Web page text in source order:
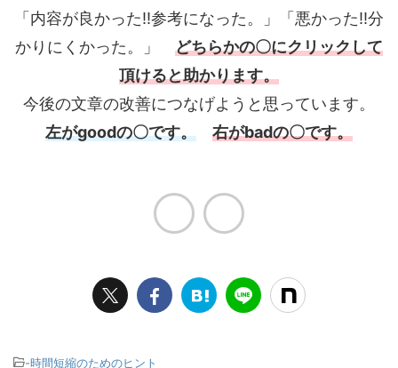
「内容が良かった!!参考になった。」「悪かった!!分
かりにくかった。」 どちらかの〇にクリックして
頂けると助かります。
今後の文章の改善につなげようと思っています。
左がgoodの〇です。
右がbadの〇です。
-時間短縮のためのヒント